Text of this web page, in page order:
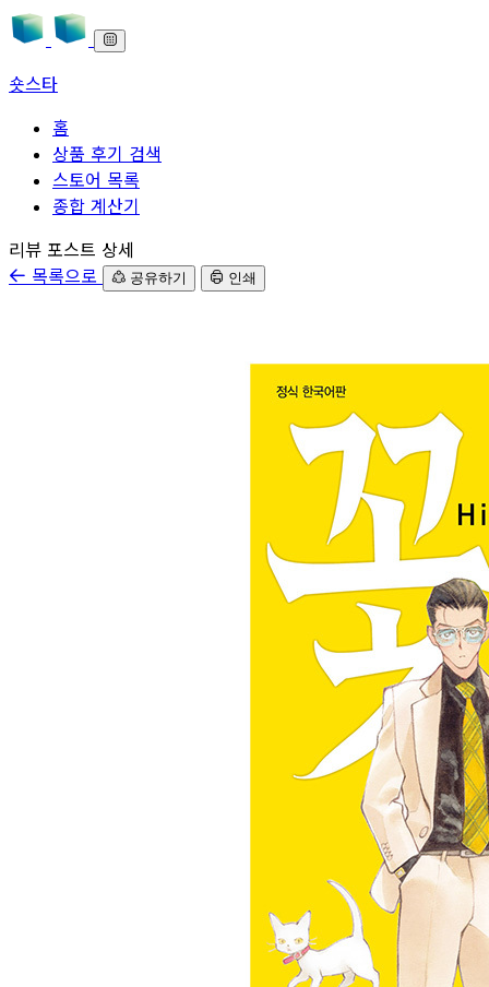
숏스타
홈
상품 후기 검색
스토어 목록
종합 계산기
본문으로 바로가기
리뷰 포스트 상세
목록으로
공유하기 인쇄